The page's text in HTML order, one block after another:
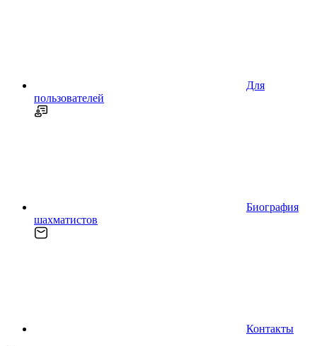
Для
пользователей
Биография
шахматистов
Контакты